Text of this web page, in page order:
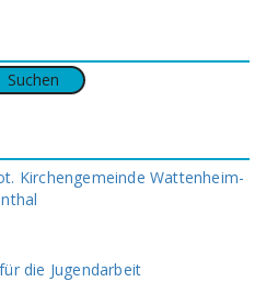
Kirchengemeinde Wattenheim-
die Jugendarbeit